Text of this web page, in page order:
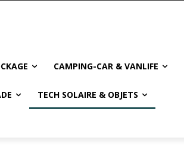
CAMPING-CAR & VANLIFE
TECH SOLAIRE & OBJETS